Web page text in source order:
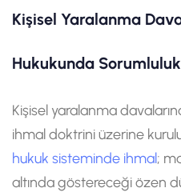
Kişisel Yaralanma
Hukukunda
Kişisel yaralanma
ihmal doktrini üzerine
hukuk sisteminde ihmal;
altında göstereceği özen